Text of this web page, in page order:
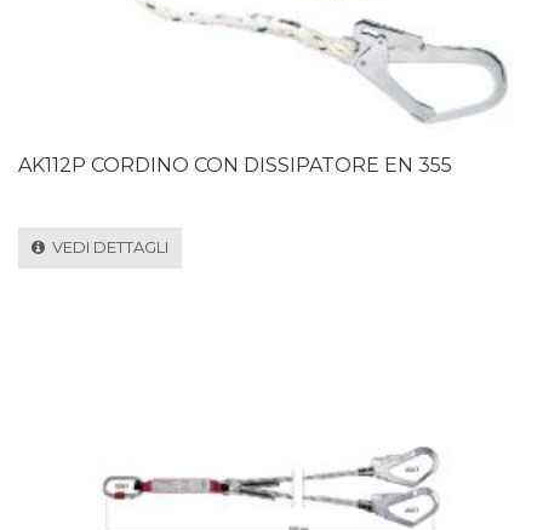
AK112P CORDINO CON DISSIPATORE EN 355
VEDI DETTAGLI